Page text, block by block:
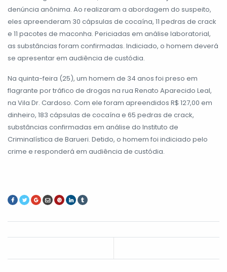
denúncia anônima. Ao realizaram a abordagem do suspeito,
eles apreenderam 30 cápsulas de cocaína, 11 pedras de crack
e 11 pacotes de maconha. Periciadas em análise laboratorial,
as substâncias foram confirmadas. Indiciado, o homem deverá
se apresentar em audiência de custódia.
Na quinta-feira (25), um homem de 34 anos foi preso em
flagrante por tráfico de drogas na rua Renato Aparecido Leal,
na Vila Dr. Cardoso. Com ele foram apreendidos R$ 127,00 em
dinheiro, 183 cápsulas de cocaína e 65 pedras de crack,
substâncias confirmadas em análise do Instituto de
Criminalística de Barueri. Detido, o homem foi indiciado pelo
crime e responderá em audiência de custódia.